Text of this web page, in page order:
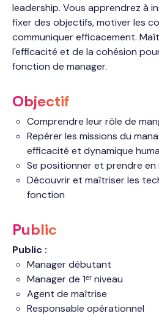
leadership. Vous apprendrez à
fixer des objectifs, motiver les
communiquer efficacement.
l'efficacité et de la cohésion
fonction de manager.
Objectif
Comprendre leur rôle de
Repérer les missions du
efficacité et dynamique
Se positionner et prendre en
Découvrir et maîtriser les
fonction
Public
Public :
Manager débutant
Manager de 1ᵉʳ niveau
Agent de maîtrise
Responsable opérationnel